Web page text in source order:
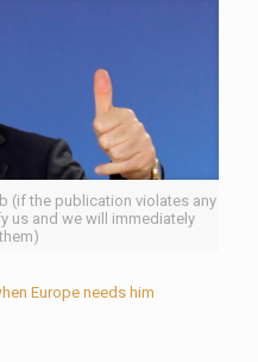
(if the publication violates any
us and we will immediately
Europe needs him